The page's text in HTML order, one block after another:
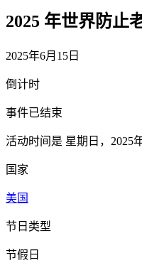
2025 年世界防止
2025年6月15日
倒计时
事件已结束
活动时间是 星期日，2025
国家
美国
节日类型
节假日